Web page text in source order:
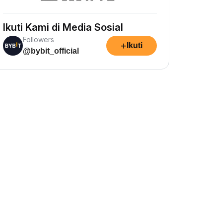
Ikuti Kami di Media Sosial
Followers
@bybit_official
+ Ikuti